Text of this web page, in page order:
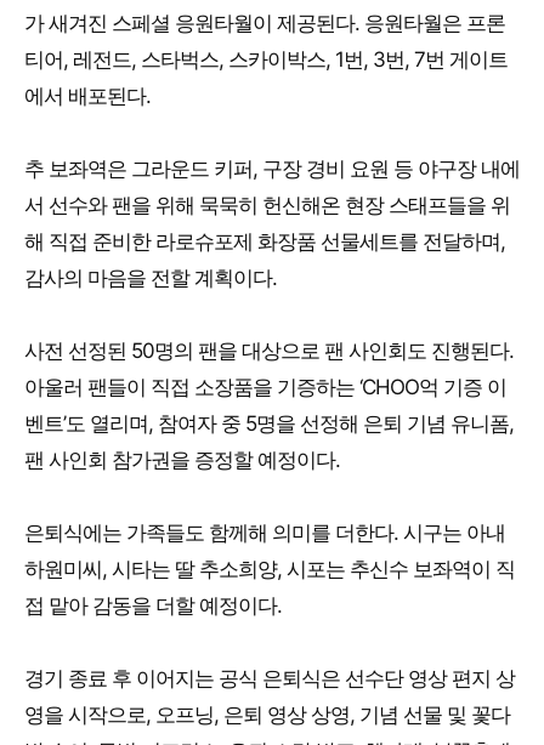
가 새겨진 스페셜 응원타월이 제공된다. 응원타월은 프론
티어, 레전드, 스타벅스, 스카이박스, 1번, 3번, 7번 게이트
에서 배포된다.
추 보좌역은 그라운드 키퍼, 구장 경비 요원 등 야구장 내에
서 선수와 팬을 위해 묵묵히 헌신해온 현장 스태프들을 위
해 직접 준비한 라로슈포제 화장품 선물세트를 전달하며,
감사의 마음을 전할 계획이다.
사전 선정된 50명의 팬을 대상으로 팬 사인회도 진행된다.
아울러 팬들이 직접 소장품을 기증하는 ‘CHOO억 기증 이
벤트’도 열리며, 참여자 중 5명을 선정해 은퇴 기념 유니폼,
팬 사인회 참가권을 증정할 예정이다.
은퇴식에는 가족들도 함께해 의미를 더한다. 시구는 아내
하원미씨, 시타는 딸 추소희양, 시포는 추신수 보좌역이 직
접 맡아 감동을 더할 예정이다.
경기 종료 후 이어지는 공식 은퇴식은 선수단 영상 편지 상
영을 시작으로, 오프닝, 은퇴 영상 상영, 기념 선물 및 꽃다